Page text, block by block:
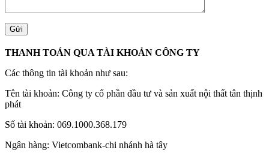
THANH TOÁN QUA TÀI KHOẢN CÔNG TY
Các thông tin tài khoản như sau:
Tên tài khoản: Công ty cổ phần đầu tư và sản xuất nội thất tân thịnh
phát
Số tài khoản: 069.1000.368.179
Ngân hàng: Vietcombank-chi nhánh hà tây